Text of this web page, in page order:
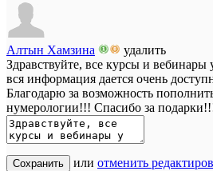
Алтын Хамзина
удалить
Здравствуйте, все курсы и
вся информация дается очень
Благодарю за возможность
нумерологии!!! Спасибо за
Сохранить или отменить